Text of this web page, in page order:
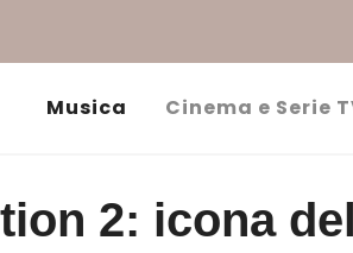
Musica Cinema e Serie
2: icona